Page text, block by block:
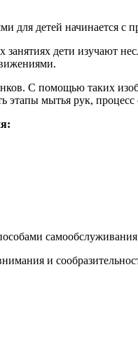
для детей начинается с
дети изучают
С помощью таких
этапы мытья рук,
и